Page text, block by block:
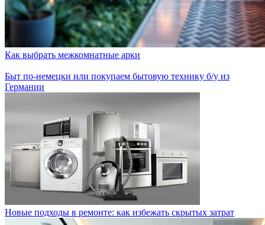
Как выбрать межкомнатные арки
Быт по-немецки или покупаем бытовую технику б/у из
Германии
Новые подходы в ремонте: как избежать скрытых затрат